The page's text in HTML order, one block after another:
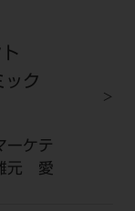
ック
ーケテ
元 愛